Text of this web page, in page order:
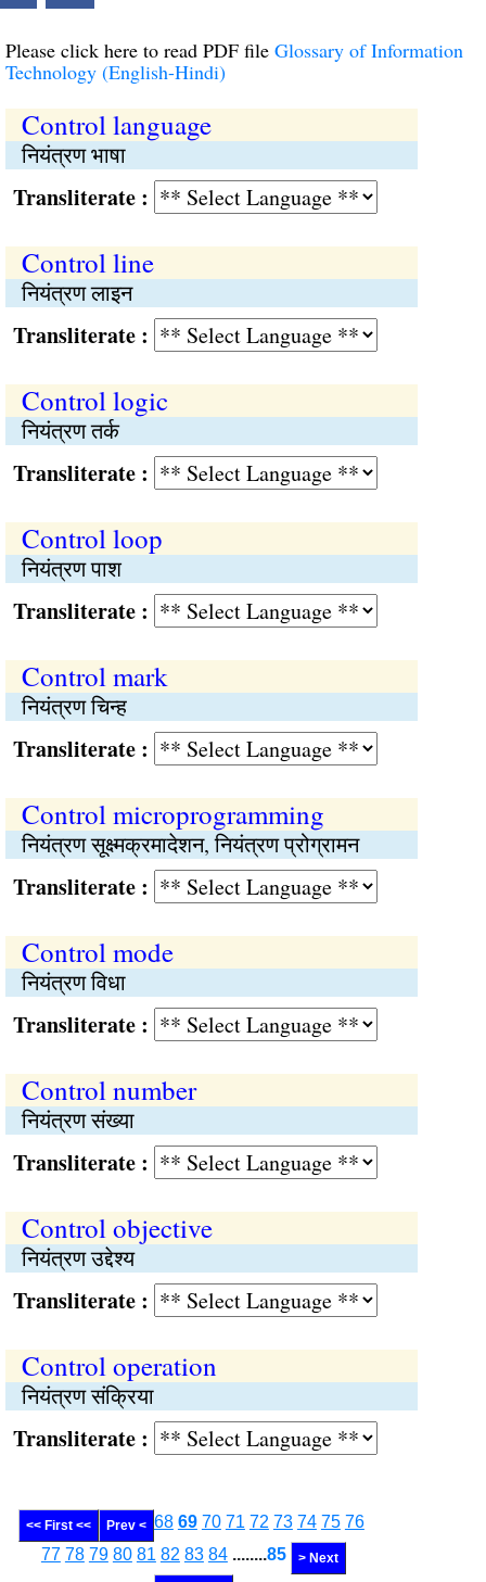
Please click here to read PDF file Glossary of Information
Technology (English-Hindi)
Control language
नियंत्रण भाषा
:
Control line
नियंत्रण लाइन
:
Control logic
नियंत्रण तर्क
:
Control loop
नियंत्रण पाश
:
Control mark
नियंत्रण चिन्ह
:
Control microprogramming
नियंत्रण सूक्ष्मक्रमादेशन, नियंत्रण प्रोग्रामन
:
Control mode
नियंत्रण विधा
:
Control number
नियंत्रण संख्या
:
Control objective
नियंत्रण उद्देश्य
:
Control operation
नियंत्रण संक्रिया
:
<< First << Prev < 68 69 70 71 72 73 74 75 76
77 78 79 80 81 82 83 84 ........85 > Next